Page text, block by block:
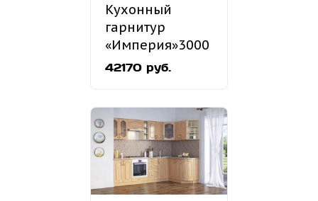
Кухонный
гарнитур
«Империя»3000
мм
42170 руб.